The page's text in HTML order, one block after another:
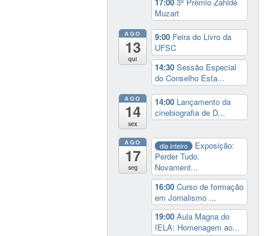
Muzart
AGO
13
qui
9:00 Feira do Livro da
UFSC
14:30Sessão Especial
do Conselho Esta...
AGO
14
sex
14:00 Lançamento da
cinebiografia de D...
AGO
17
seg
dia inteiro
Exposição:
Perder Tudo.
Novament...
16:00Curso de formação
em Jornalismo ...
19:00Aula Magna do
IELA: Homenagem ao...